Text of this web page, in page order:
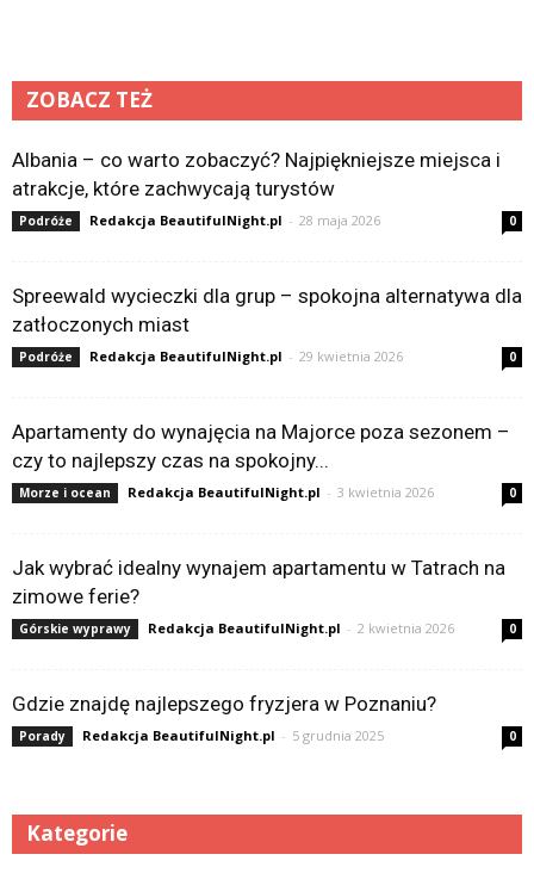
ZOBACZ TEŻ
Albania – co warto zobaczyć? Najpiękniejsze miejsca i
atrakcje, które zachwycają turystów
Podróże Redakcja BeautifulNight.pl - 28 maja 2026 0
Spreewald wycieczki dla grup – spokojna alternatywa dla
zatłoczonych miast
Podróże Redakcja BeautifulNight.pl - 29 kwietnia 2026 0
Apartamenty do wynajęcia na Majorce poza sezonem –
czy to najlepszy czas na spokojny...
Morze i ocean Redakcja BeautifulNight.pl - 3 kwietnia 2026 0
Jak wybrać idealny wynajem apartamentu w Tatrach na
zimowe ferie?
Górskie wyprawy Redakcja BeautifulNight.pl - 2 kwietnia 2026 0
Gdzie znajdę najlepszego fryzjera w Poznaniu?
Porady Redakcja BeautifulNight.pl - 5 grudnia 2025 0
Kategorie